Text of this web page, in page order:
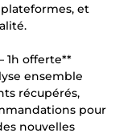
et
1h offerte**
ensemble
récupérés,
pour
nouvelles